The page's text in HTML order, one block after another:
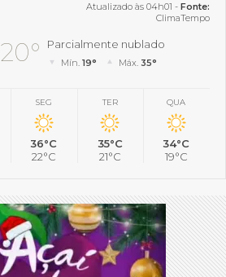
Atualizado às 04h01 - Fonte:
ClimaTempo
20° Parcialmente nublado
Mín.19° Máx. 35°
SEG
36°C
22°C
TER
35°C
21°C
QUA
34°C
19°C